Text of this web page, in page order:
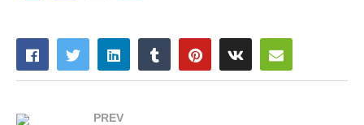
PREV